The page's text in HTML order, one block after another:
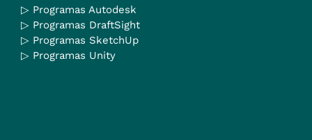
▷ Programas Autodesk
▷ Programas DraftSight
▷ Programas SketchUp
▷ Programas Unity